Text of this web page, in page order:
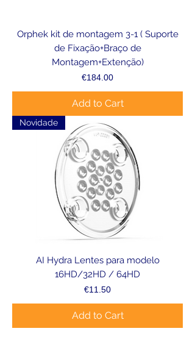
Orphek kit de montagem 3-1 ( Suporte
de Fixação+Braço de
Montagem+Extenção)
Price
€184.00
Add to Cart
Novidade
AI Hydra Lentes para modelo
16HD/32HD / 64HD
Price
€11.50
Add to Cart